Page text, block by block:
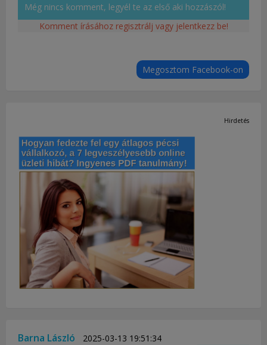
Még nincs komment, legyél te az első aki hozzászól!
Komment írásához regisztrálj vagy jelentkezz be!
Megosztom Facebook-on
Hirdetés
Barna László 2025-03-13 19:51:34